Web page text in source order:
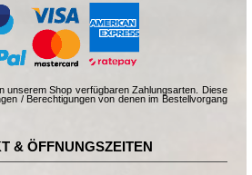
unserem Shop verfügbaren Zahlungsarten. Diese
/ Berechtigungen von denen im Bestellvorgang
& ÖFFNUNGSZEITEN